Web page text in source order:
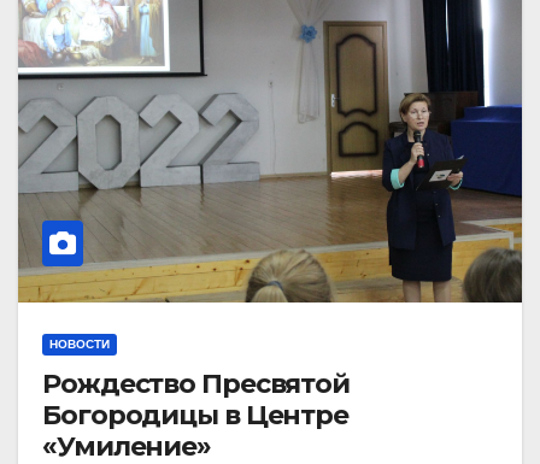
НОВОСТИ
Рождество Пресвятой
Богородицы в Центре
«Умиление»